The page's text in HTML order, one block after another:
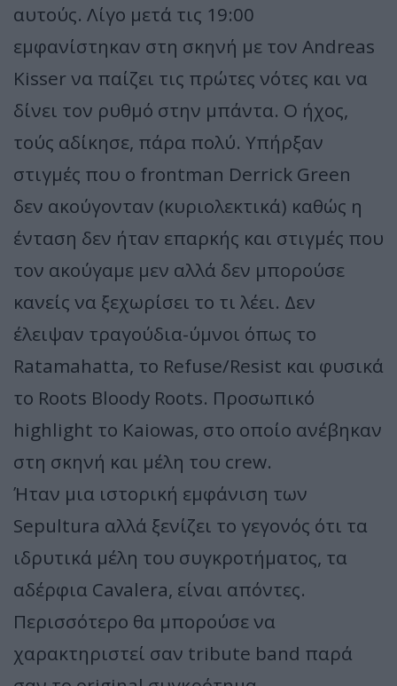
αυτούς. Λίγο μετά τις 19:00
εμφανίστηκαν στη σκηνή με τον Andreas
Kisser να παίζει τις πρώτες νότες και να
δίνει τον ρυθμό στην μπάντα. Ο ήχος,
τούς αδίκησε, πάρα πολύ. Υπήρξαν
στιγμές που ο frontman Derrick Green
δεν ακούγονταν (κυριολεκτικά) καθώς η
ένταση δεν ήταν επαρκής και στιγμές που
τον ακούγαμε μεν αλλά δεν μπορούσε
κανείς να ξεχωρίσει το τι λέει. Δεν
έλειψαν τραγούδια-ύμνοι όπως το
Ratamahatta, το Refuse/Resist και φυσικά
το Roots Bloody Roots. Προσωπικό
highlight το Kaiowas, στο οποίο ανέβηκαν
στη σκηνή και μέλη του crew.
Ήταν μια ιστορική εμφάνιση των
Sepultura αλλά ξενίζει το γεγονός ότι τα
ιδρυτικά μέλη του συγκροτήματος, τα
αδέρφια Cavalera, είναι απόντες.
Περισσότερο θα μπορούσε να
χαρακτηριστεί σαν tribute band παρά